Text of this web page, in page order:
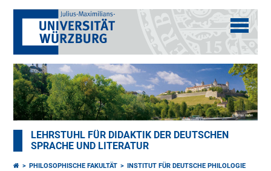
LEHRSTUHL FÜR DIDAKTIK DER DEUTSCHEN
SPRACHE UND LITERATUR
PHILOSOPHISCHE FAKULTÄT
INSTITUT FÜR DEUTSCHE PHILOLOGIE